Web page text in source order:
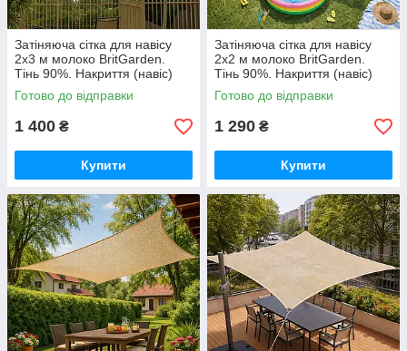
Затіняюча сітка для навісу
2х3 м молоко BritGarden.
Тінь 90%. Накриття (навіс)
для альтанки, тент натяжний
GoodPlace
Готово до відправки
1 400 ₴
Купити
Затіняюча сітка для навісу
2х2 м молоко BritGarden.
Тінь 90%. Накриття (навіс)
для альтанки, тент натяжний
GoodPlace
Готово до відправки
1 290 ₴
Купити